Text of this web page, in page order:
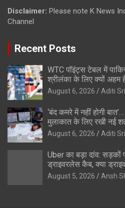
Disclaimer: Please note K News
Channel
Recent Posts
WTC पॉइंट्स टेबल में
श्रीलंका के लिए क्यों अहम
August 6, 2026 Aditi
‘बंद कमरे में नहीं होगी
मुलाकात के लिए रखी नई
August 6, 2026 Aditi
Uber का बड़ा दांव: सड़कों
ड्राइवरलेस कैब, क्या
August 5, 2026 Ansh